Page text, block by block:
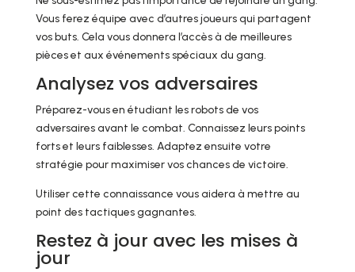
Vous ferez équipe avec d’autres joueurs qui partagent
vos buts. Cela vous donnera l’accès à de meilleures
pièces et aux événements spéciaux du gang.
Analysez vos adversaires
Préparez-vous en étudiant les robots de vos
adversaires avant le combat. Connaissez leurs points
forts et leurs faiblesses. Adaptez ensuite votre
stratégie pour maximiser vos chances de victoire.
Utiliser cette connaissance vous aidera à mettre au
point des tactiques gagnantes.
Restez à jour avec les mises à
jour